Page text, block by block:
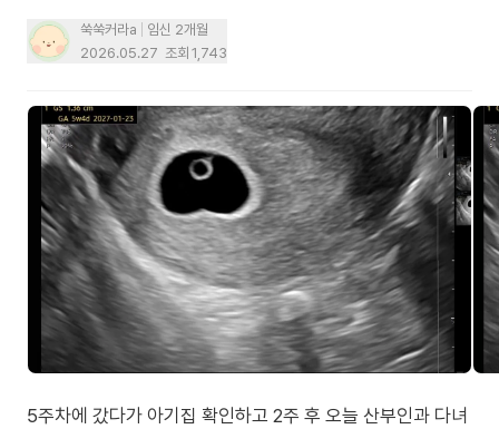
쑥쑥커라a
임신 2개월
2026.05.27 조회 1,743
5주차에 갔다가 아기집 확인하고 2주 후 오늘 산부인과 다녀